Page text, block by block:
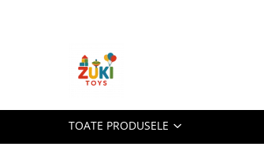
Toate Produsele
Jucarii pentru calatorii
Recomandari Zuki
Cadouri pentru Copii
TOATE PRODUSELE